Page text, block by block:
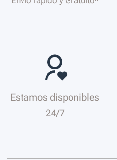
Estamos disponibles
24/7